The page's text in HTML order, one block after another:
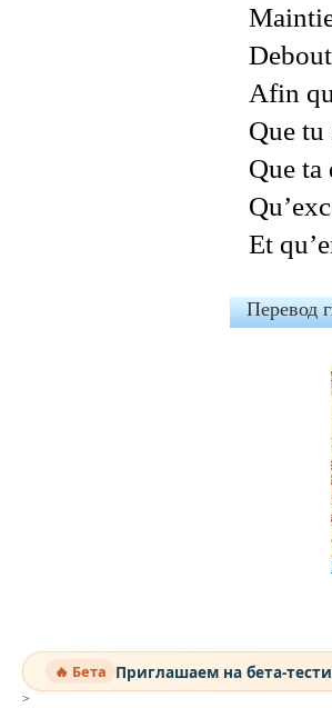
Afin
Que tu
Que ta
Et
Перевод
🔥 Бета Приглашаем на бета-
>